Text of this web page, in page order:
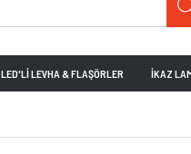
LED'Lİ LEVHA & FLAŞÖRLER İKAZ